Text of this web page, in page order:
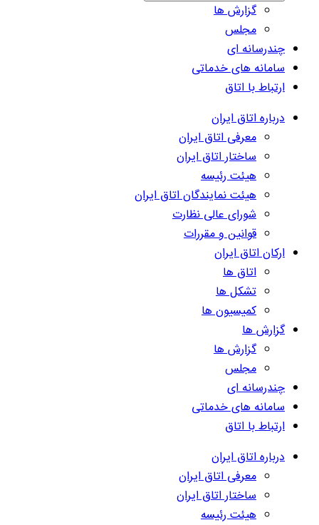
گزارش ها
مجلس
چندرسانه ای
سامانه های خدماتی
ارتباط با اتاق
درباره اتاق ایران
معرفی اتاق ایران
ساختار اتاق ایران
هیئت رئیسه
هیئت نمایندگان اتاق ایران
شورای عالی نظارت
قوانین و مقررات
ارکان اتاق ایران
اتاق ها
تشکل ها
کمیسیون ها
گزارش ها
گزارش ها
مجلس
چندرسانه ای
سامانه های خدماتی
ارتباط با اتاق
درباره اتاق ایران
معرفی اتاق ایران
ساختار اتاق ایران
هیئت رئیسه